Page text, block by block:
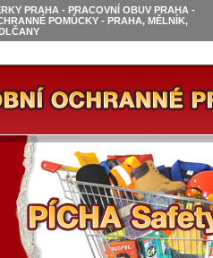
PRAHA - PRACOVNÍ OBUV PRAHA -
POMŮCKY - PRAHA, MĚLNÍK,